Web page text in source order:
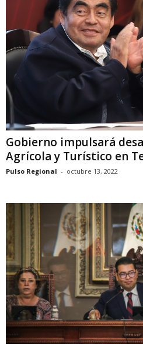
Gobierno impulsará
Agrícola y Turístico en
Pulso Regional - octubre 13, 2022